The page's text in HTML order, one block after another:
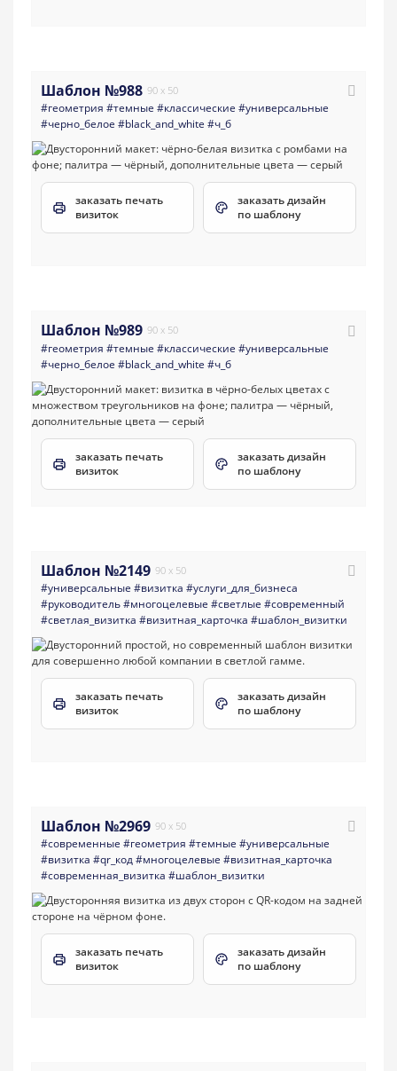
Шаблон №988 90 x 50
#геометрия #темные #классические #универсальные
#черно_белое #black_and_white #ч_б
заказать печать
визиток
заказать дизайн
по шаблону
Шаблон №989 90 x 50
#геометрия #темные #классические #универсальные
#черно_белое #black_and_white #ч_б
заказать печать
визиток
заказать дизайн
по шаблону
Шаблон №2149 90 x 50
#универсальные #визитка #услуги_для_бизнеса
#руководитель#многоцелевые #светлые #современный
#светлая_визитка #визитная_карточка #шаблон_визитки
заказать печать
визиток
заказать дизайн
по шаблону
Шаблон №2969 90 x 50
#современные #геометрия #темные #универсальные
#визитка #qr_код#многоцелевые #визитная_карточка
#современная_визитка #шаблон_визитки
заказать печать
визиток
заказать дизайн
по шаблону